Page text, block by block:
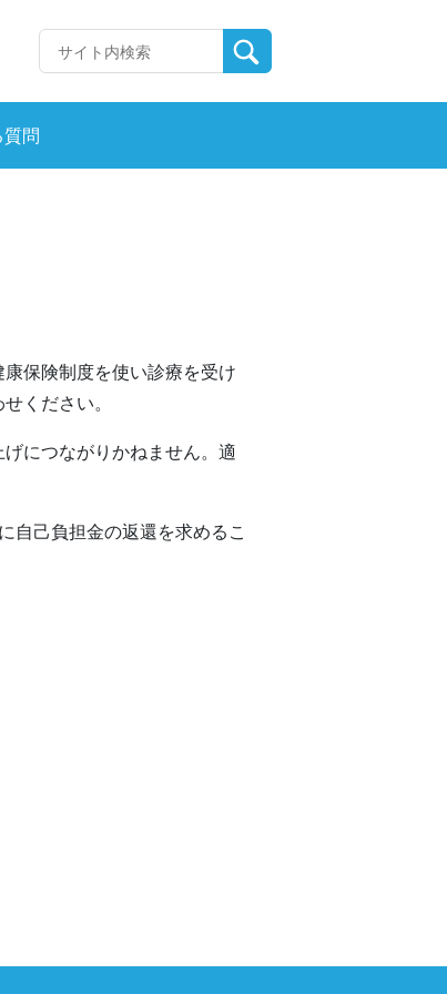
問
保険制度を使い診療を受け
ください。
につながりかねません。適
自己負担金の返還を求めるこ